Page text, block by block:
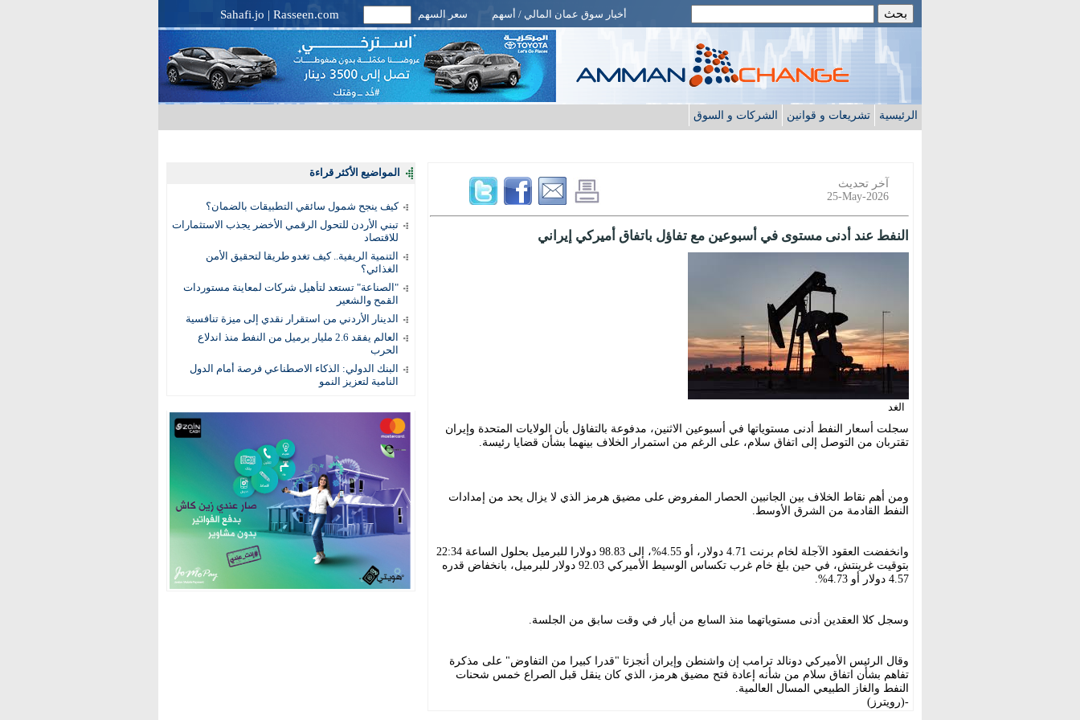
أخبار سوق عمان المالي / أسهم سعر السهم Sahafi.jo | Rasseen.com
الرئيسية تشريعات و قوانين الشركات و السوق
المواضيع الأكثر قراءة
كيف ينجح شمول سائقي التطبيقات بالضمان؟
تبني الأردن للتحول الرقمي الأخضر يجذب الاستثمارات
للاقتصاد
التنمية الريفية.. كيف تغدو طريقا لتحقيق الأمن
الغذائي؟
"الصناعة" تستعد لتأهيل شركات لمعاينة مستوردات
القمح والشعير
الدينار الأردني من استقرار نقدي إلى ميزة تنافسية
العالم يفقد 2.6 مليار برميل من النفط منذ اندلاع
الحرب
البنك الدولي: الذكاء الاصطناعي فرصة أمام الدول
النامية لتعزيز النمو
آخر تحديث
25-May-2026
النفط عند أدنى مستوى في أسبوعين مع تفاؤل باتفاق أميركي إيراني
الغد
سجلت أسعار النفط أدنى مستوياتها في أسبوعين الاثنين، مدفوعة بالتفاؤل بأن الولايات المتحدة وإيران
تقتربان من التوصل إلى اتفاق سلام، على الرغم من استمرار الخلاف بينهما بشأن قضايا رئيسة.
ومن أهم نقاط الخلاف بين الجانبين الحصار المفروض على مضيق هرمز الذي لا يزال يحد من إمدادات
النفط القادمة من الشرق الأوسط.
وانخفضت العقود الآجلة لخام برنت 4.71 دولار، أو 4.55%، إلى 98.83 دولارا للبرميل بحلول الساعة 22:34
بتوقيت غرينتش، في حين بلغ خام غرب تكساس الوسيط الأميركي 92.03 دولار للبرميل، بانخفاض قدره
4.57 دولار أو 4.73%.
وسجل كلا العقدين أدنى مستوياتهما منذ السابع من أيار في وقت سابق من الجلسة.
وقال الرئيس الأميركي دونالد ترامب إن واشنطن وإيران أنجزتا "قدرا كبيرا من التفاوض" على مذكرة
تفاهم بشأن اتفاق سلام من شأنه إعادة فتح مضيق هرمز، الذي كان ينقل قبل الصراع خمس شحنات
النفط والغاز الطبيعي المسال العالمية.
-(رويترز)